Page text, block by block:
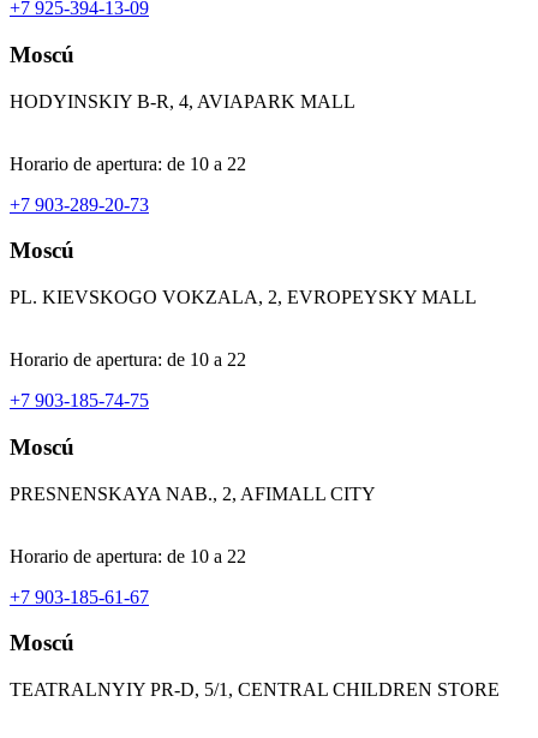
+7 925-394-13-09
Moscú
HODYINSKIY B-R, 4, AVIAPARK MALL
Horario de apertura: de 10 a 22
+7 903-289-20-73
Moscú
PL. KIEVSKOGO VOKZALA, 2, EVROPEYSKY MALL
Horario de apertura: de 10 a 22
+7 903-185-74-75
Moscú
PRESNENSKAYA NAB., 2, AFIMALL CITY
Horario de apertura: de 10 a 22
+7 903-185-61-67
Moscú
TEATRALNYIY PR-D, 5/1, CENTRAL CHILDREN STORE